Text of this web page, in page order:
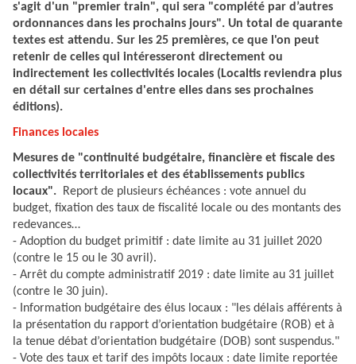
s'agit d'un "premier train", qui sera "complété par d’autres
ordonnances dans les prochains jours". Un total de quarante
textes est attendu. Sur les 25 premières, ce que l'on peut
retenir de celles qui intéresseront directement ou
indirectement les collectivités locales (Localtis reviendra plus
en détail sur certaines d'entre elles dans ses prochaines
éditions).
Finances locales
Mesures de "continuité budgétaire, financière et fiscale des
collectivités territoriales et des établissements publics
locaux".
Report de plusieurs échéances : vote annuel du
budget, fixation des taux de fiscalité locale ou des montants des
redevances…
- Adoption du budget primitif : date limite au 31 juillet 2020
(contre le 15 ou le 30 avril).
- Arrêt du compte administratif 2019 : date limite au 31 juillet
(contre le 30 juin).
- Information budgétaire des élus locaux : "les délais afférents à
la présentation du rapport d’orientation budgétaire (ROB) et à
la tenue débat d’orientation budgétaire (DOB) sont suspendus."
- Vote des taux et tarif des impôts locaux : date limite reportée